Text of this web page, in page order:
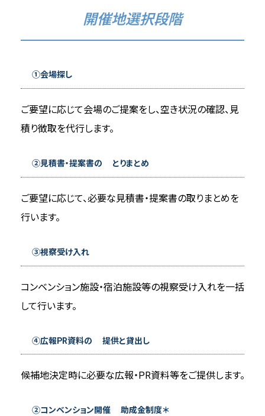
プランナー向けガイド
メディアライブラリー
観光ガイドブック等
プロモーション映像
フォトライブラリー
サステナビリティ
環境への配慮
MICE事業者への啓発活動
地域マネジメント活動
福岡市のSDGｓ取組他参考リンク集
開催地選択段階
①会場探し
ご要望に応じて会場のご提案をし、空き状況の確認、見
積り徴取を代行します。
②見積書・提案書の とりまとめ
ご要望に応じて、必要な見積書・提案書の取りまとめを
行います。
③視察受け入れ
コンベンション施設・宿泊施設等の視察受け入れを一括
して行います。
④広報PR資料の 提供と貸出し
候補地決定時に必要な広報・PR資料等をご提供します。
②コンベンション開催 助成金制度＊